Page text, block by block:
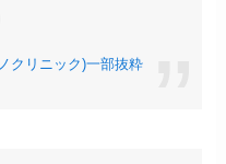
クリニック)一部抜粋